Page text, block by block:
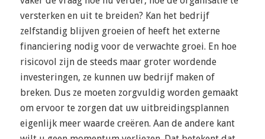
versterken en uit te breiden? Kan het bedrijf
zelfstandig blijven groeien of heeft het externe
financiering nodig voor de verwachte groei. En hoe
risicovol zijn de steeds maar groter wordende
investeringen, ze kunnen uw bedrijf maken of
breken. Dus ze moeten zorgvuldig worden gemaakt
om ervoor te zorgen dat uw uitbreidingsplannen
eigenlijk meer waarde creëren. Aan de andere kant